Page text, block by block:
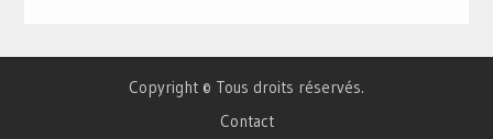
Copyright © Tous droits réservés.
Contact